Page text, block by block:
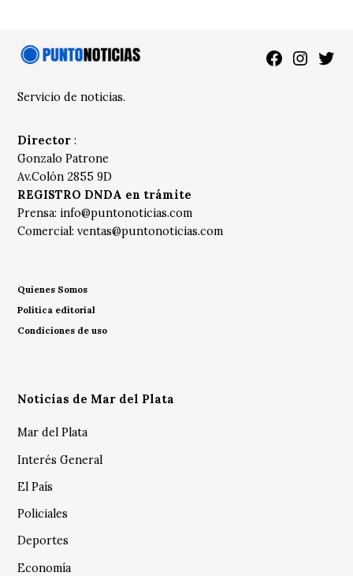
Facebook
Servicio de noticias.
Director :
Gonzalo Patrone
Av.Colón 2855 9D
REGISTRO DNDA en trámite
Prensa: info@puntonoticias.com
Comercial:ventas@puntonoticias.com
Quienes Somos
Política editorial
Condiciones de uso
Noticias de Mar del Plata
Mar del Plata
Interés General
El País
Policiales
Deportes
Economía